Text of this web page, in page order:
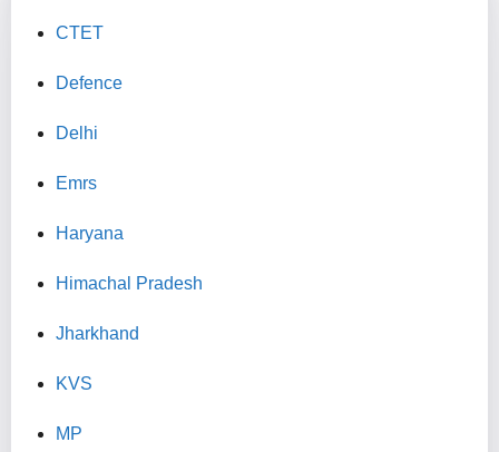
CTET
Defence
Delhi
Emrs
Haryana
Himachal Pradesh
Jharkhand
KVS
MP